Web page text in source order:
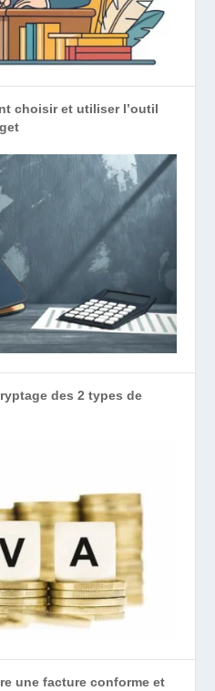
choisir et utiliser l’outil
des 2 types de
une facture conforme et